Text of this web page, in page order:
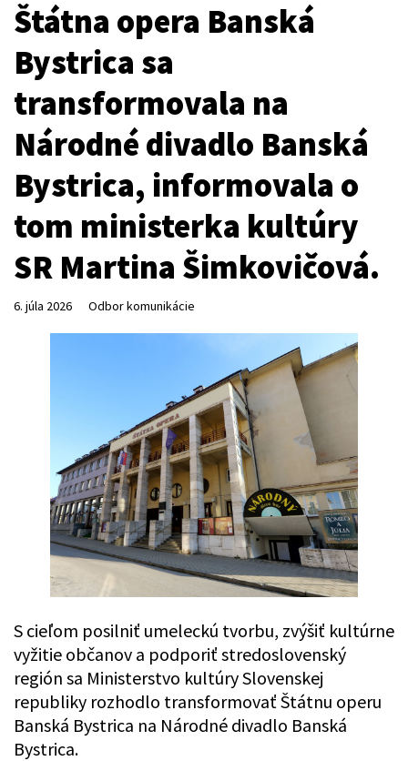
Štátna opera Banská
Bystrica sa
transformovala na
Národné divadlo Banská
Bystrica, informovala o
tom ministerka kultúry
SR Martina Šimkovičová.
6. júla 2026 Odbor komunikácie
S cieľom posilniť umeleckú tvorbu, zvýšiť kultúrne
vyžitie občanov a podporiť stredoslovenský
región sa Ministerstvo kultúry Slovenskej
republiky rozhodlo transformovať Štátnu operu
Banská Bystrica na Národné divadlo Banská
Bystrica.